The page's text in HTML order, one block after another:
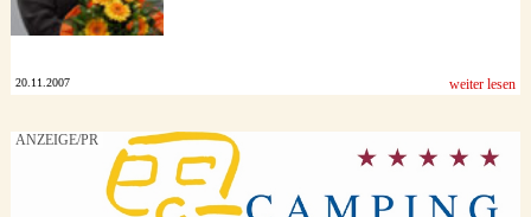
20.11.2007 weiter lesen